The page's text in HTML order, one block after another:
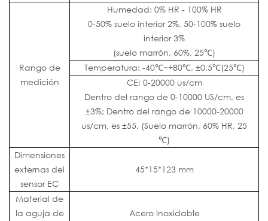
Rango de
medición
Humedad: 0% HR - 100% HR
0-50% suelo interior 2%, 50-100% suelo
interior 3%
(suelo marrón, 60%, 25℃)
Temperatura: -40℃~+80℃, ±0,5℃(25℃)
CE: 0-20000 us/cm
Dentro del rango de 0-10000 US/cm, es
±3%; Dentro del rango de 10000-20000
us/cm, es ±55. (Suelo marrón, 60% HR, 25
℃)
Dimensiones
externas del
sensor EC
45*15*123 mm
Material de
la aguja de
Acero inoxidable